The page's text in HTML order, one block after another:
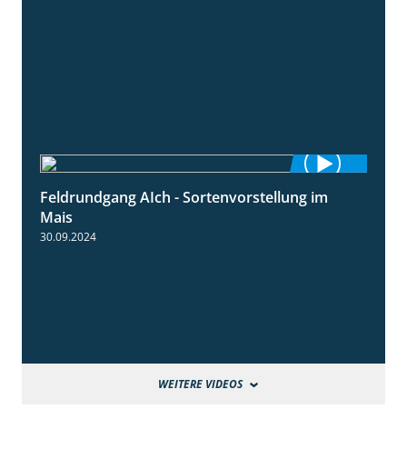
11:24
Feldrundgang AIch - Sortenvorstellung im
Mais
30.09.2024
WEITERE VIDEOS